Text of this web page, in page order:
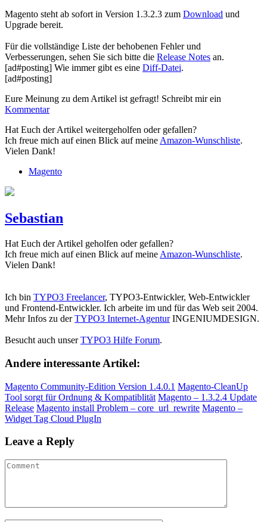
Magento steht ab sofort in Version 1.3.2.3 zum Download und
Upgrade bereit.
Für die vollständige Liste der behobenen Fehler und
Verbesserungen, sehen Sie sich bitte die Release Notes an.
[ad#posting] Wie immer gibt es eine Diff-Datei.
[ad#posting]
Eure Meinung zu dem Artikel ist gefragt! Schreibt mir ein
Kommentar
Hat Euch der Artikel weitergeholfen oder gefallen?
Ich freue mich auf einen Blick auf meine Amazon-Wunschliste.
Vielen Dank!
Magento
Sebastian
Hat Euch der Artikel geholfen oder gefallen?
Ich freue mich auf einen Blick auf meine Amazon-Wunschliste.
Vielen Dank!
Ich bin TYPO3 Freelancer, TYPO3-Entwickler, Web-Entwickler
und Frontend-Entwickler. Ich arbeite im und für das Web seit 2004.
Mehr Infos zu derTYPO3 Internet-AgenturINGENIUMDESIGN.
Besucht auch unserTYPO3 Hilfe Forum.
Andere interessante Artikel:
Magento Community-Edition Version 1.4.0.1 Magento-CleanUp
Tool sorgt für Ordnung & Kompatiblität Magento – 1.3.2.4 Update
Release Magento install Problem – core_url_rewrite Magento –
Widget Tag Cloud PlugIn
Leave a Reply